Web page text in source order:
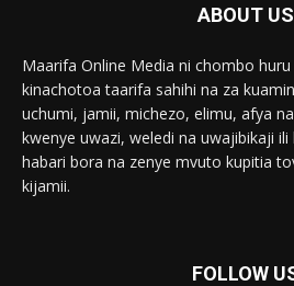
ABOUT US
Maarifa Online Media ni chombo
kinachotoa taarifa sahihi na za
uchumi, jamii, michezo, elimu, afya
kwenye uwazi, weledi na uwajibikaji
habari bora na zenye mvuto kupitia
kijamii.
FOLLOW